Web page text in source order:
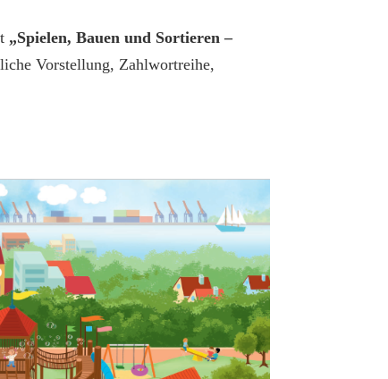
„Spielen, Bauen und Sortieren –
Vorstellung, Zahlwortreihe,